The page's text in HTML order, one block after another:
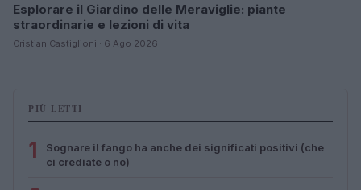
Esplorare il Giardino delle Meraviglie: piante
straordinarie e lezioni di vita
Cristian Castiglioni · 6 Ago 2026
PIÙ LETTI
1
Sognare il fango ha anche dei significati positivi (che
ci crediate o no)